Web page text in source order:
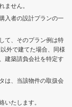
ません。
入者の設計プランの一
て、そのプラン例は特
外で建てた場合、同様
建築請負会社を特定す
は、当該物件の取扱会
たします。